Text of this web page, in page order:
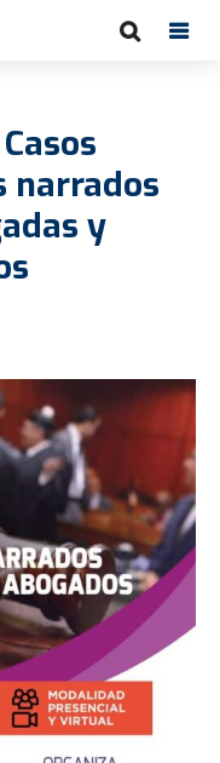
narrados
y